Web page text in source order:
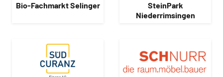
Bio-Fachmarkt Selinger
SteinPark
Niederrimsingen